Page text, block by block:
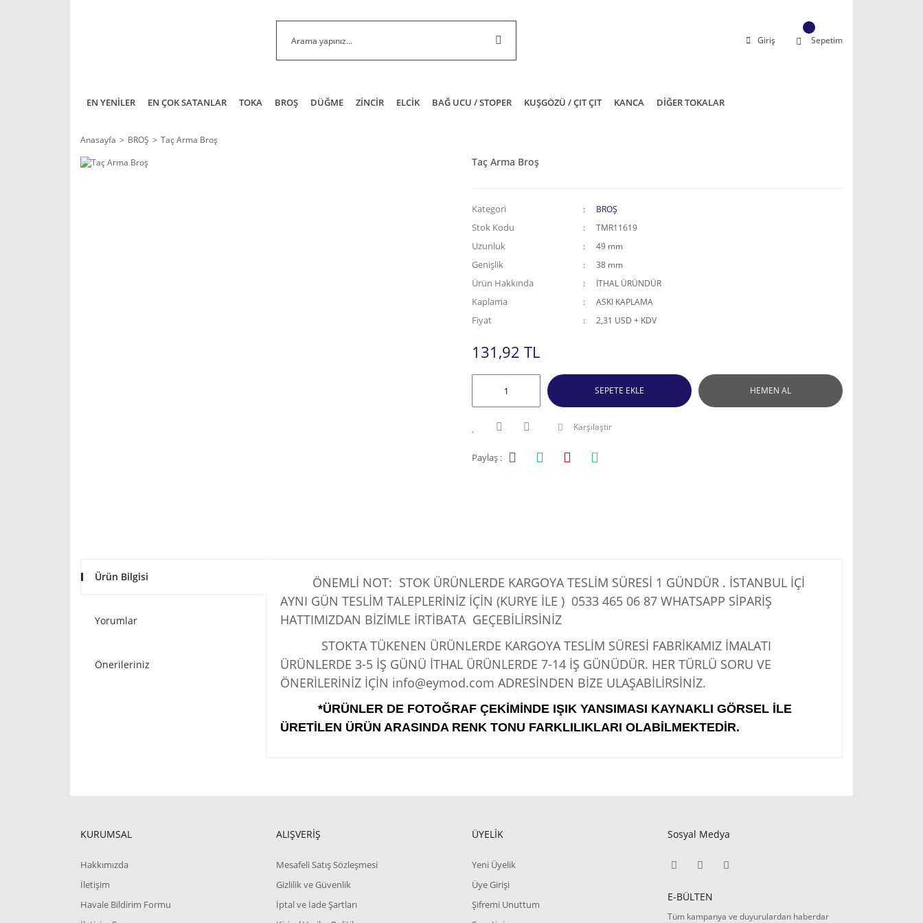
Giriş Sepetim
EN YENİLER EN ÇOK SATANLAR TOKA BROŞ DÜĞME ZİNCİR ELCİK BAĞ UCU / STOPER KUŞGÖZÜ / ÇIT ÇIT KANCA DİĞER TOKALAR
Anasayfa BROŞ Taç Arma Broş
Taç Arma Broş
Kategori BROŞ
Stok Kodu TMR11619
Uzunluk 49 mm
Genişlik 38 mm
Ürün Hakkında İTHAL ÜRÜNDÜR
Kaplama ASKI KAPLAMA
Fiyat 2,31 USD + KDV
131,92 TL
SEPETE EKLE HEMEN AL
Karşılaştır
Paylaş :
Ürün Bilgisi
Yorumlar
Önerileriniz
ÖNEMLİ NOT: STOK ÜRÜNLERDE KARGOYA TESLİM SÜRESİ 1 GÜNDÜR . İSTANBUL İÇİ
AYNI GÜN TESLİM TALEPLERİNİZ İÇİN (KURYE İLE ) 0533 465 06 87 WHATSAPP SİPARİŞ
HATTIMIZDAN BİZİMLE İRTİBATA GEÇEBİLİRSİNİZ
STOKTA TÜKENEN ÜRÜNLERDE KARGOYA TESLİM SÜRESİ FABRİKAMIZ İMALATI
ÜRÜNLERDE 3-5 İŞ GÜNÜ İTHAL ÜRÜNLERDE 7-14 İŞ GÜNÜDÜR. HER TÜRLÜ SORU VE
ÖNERİLERİNİZ İÇİN info@eymod.com ADRESİNDEN BİZE ULAŞABİLİRSİNİZ.
*ÜRÜNLER DE FOTOĞRAF ÇEKİMİNDE IŞIK YANSIMASI KAYNAKLI GÖRSEL İLE
ÜRETİLEN ÜRÜN ARASINDA RENK TONU FARKLILIKLARI OLABİLMEKTEDİR.
KURUMSAL
Hakkımızda
İletişim
Havale Bildirim Formu
ALIŞVERİŞ
Mesafeli Satış Sözleşmesi
Gizlilik ve Güvenlik
İptal ve İade Şartları
ÜYELİK
Yeni Üyelik
Üye Girişi
Şifremi Unuttum
Sosyal Medya
E-BÜLTEN
Tüm kampanya ve duyurulardan haberdar